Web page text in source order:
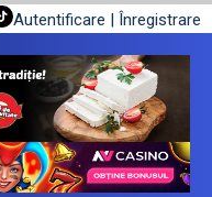
Autentificare | Înregistrare